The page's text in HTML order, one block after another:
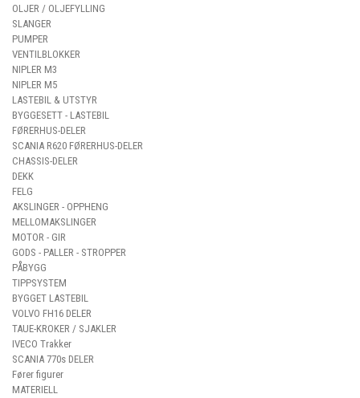
OLJER / OLJEFYLLING
SLANGER
PUMPER
VENTILBLOKKER
NIPLER M3
NIPLER M5
LASTEBIL & UTSTYR
BYGGESETT - LASTEBIL
FØRERHUS-DELER
SCANIA R620 FØRERHUS-DELER
CHASSIS-DELER
DEKK
FELG
AKSLINGER - OPPHENG
MELLOMAKSLINGER
MOTOR - GIR
GODS - PALLER - STROPPER
PÅBYGG
TIPPSYSTEM
BYGGET LASTEBIL
VOLVO FH16 DELER
TAUE-KROKER / SJAKLER
IVECO Trakker
SCANIA 770s DELER
Fører figurer
MATERIELL